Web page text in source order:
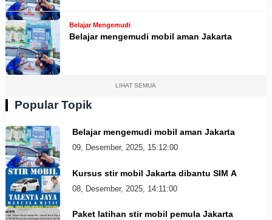
Belajar Mengemudi
Belajar mengemudi mobil aman Jakarta
LIHAT SEMUA
Popular Topik
Belajar mengemudi mobil aman Jakarta
09, Desember, 2025, 15:12:00
Kursus stir mobil Jakarta dibantu SIM A
08, Desember, 2025, 14:11:00
Paket latihan stir mobil pemula Jakarta